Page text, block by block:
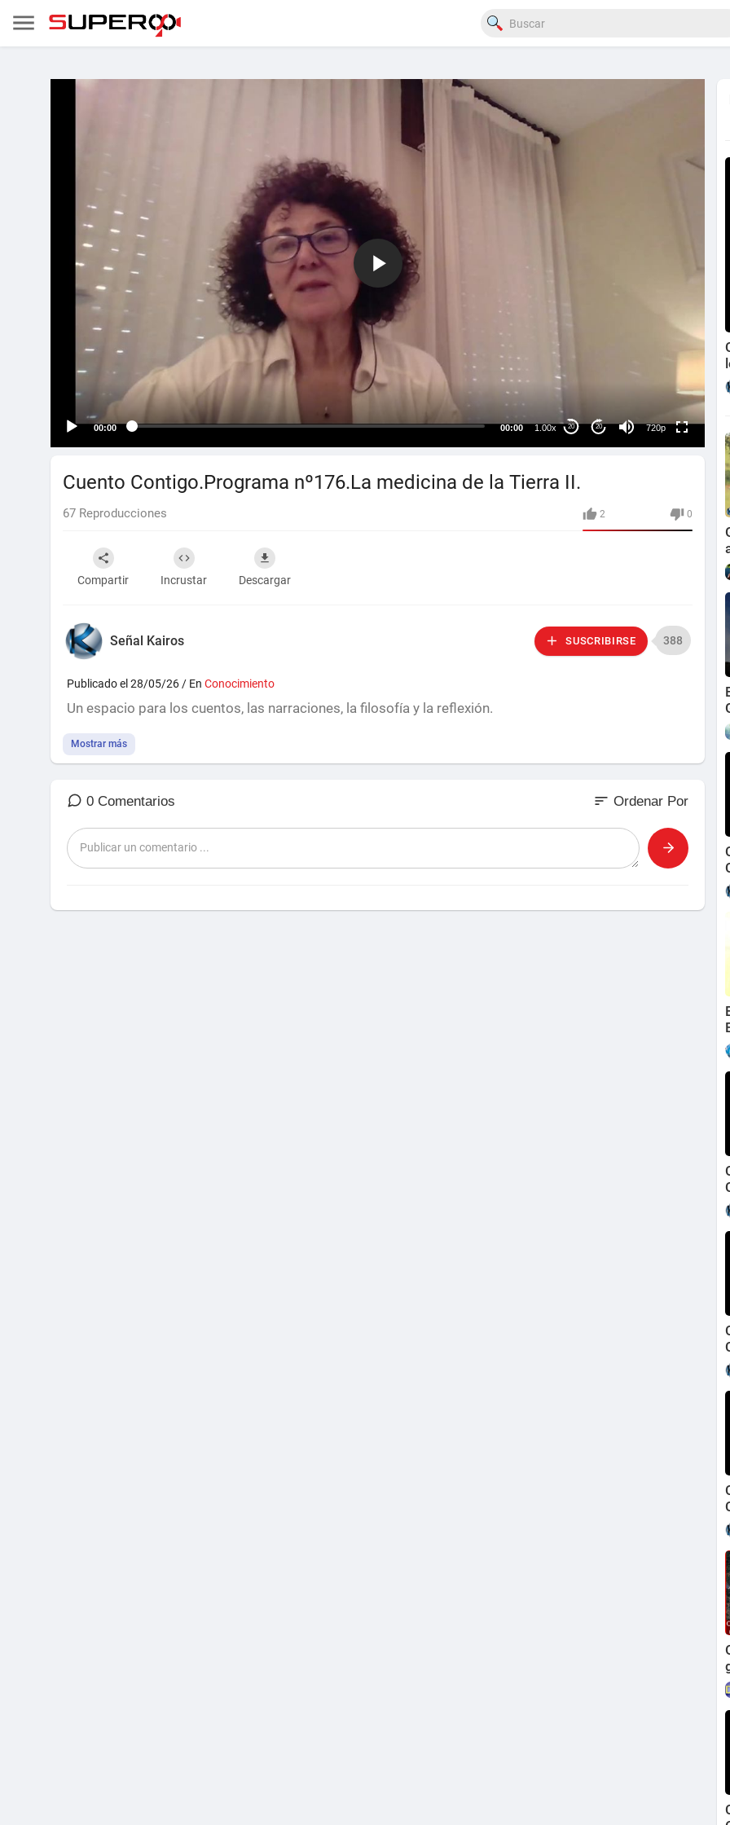
00:00 00:00 1.00x 20 20 720p
Cuento Contigo.Programa nº176.La medicina de la Tierra II.
2 0
67 Reproducciones
Compartir Incrustar Descargar
Señal Kairos SUSCRIBIRSE 388
Publicado el 28/05/26 / En Conocimiento
Un espacio para los cuentos, las narraciones, la filosofía y la reflexión.
Mostrar más
0 Comentarios sort Ordenar Por